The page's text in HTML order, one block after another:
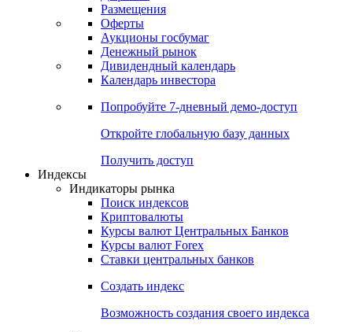
Размещения
Оферты
Аукционы госбумаг
Денежный рынок
Дивидендный календарь
Календарь инвестора
Попробуйте 7-дневный демо-доступ
Откройте глобальную базу данных
Получить доступ
Индексы
Индикаторы рынка
Поиск индексов
Криптовалюты
Курсы валют Центральных Банков
Курсы валют Forex
Ставки центральных банков
Создать индекс
Возможность создания своего индекса